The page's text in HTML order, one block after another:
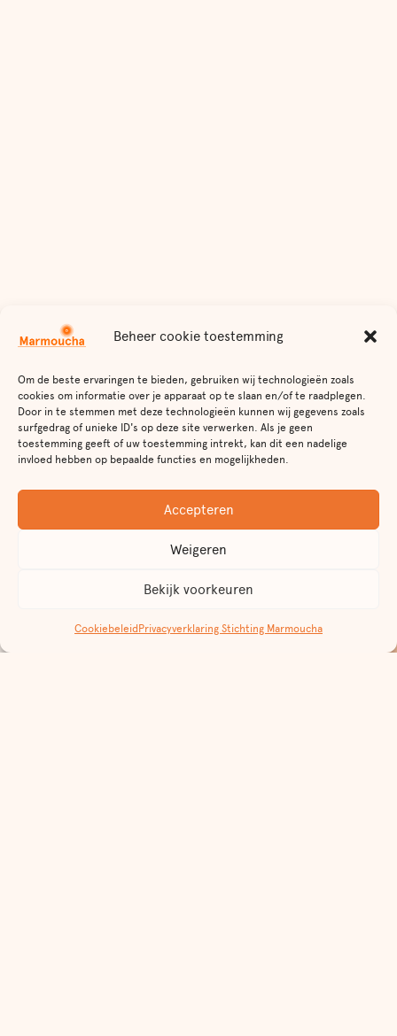
Beheer cookie toestemming
Om de beste ervaringen te bieden, gebruiken wij technologieën zoals
cookies om informatie over je apparaat op te slaan en/of te raadplegen.
Door in te stemmen met deze technologieën kunnen wij gegevens zoals
surfgedrag of unieke ID's op deze site verwerken. Als je geen
toestemming geeft of uw toestemming intrekt, kan dit een nadelige
invloed hebben op bepaalde functies en mogelijkheden.
Accepteren
Weigeren
Bekijk voorkeuren
Cookiebeleid Privacyverklaring Stichting Marmoucha